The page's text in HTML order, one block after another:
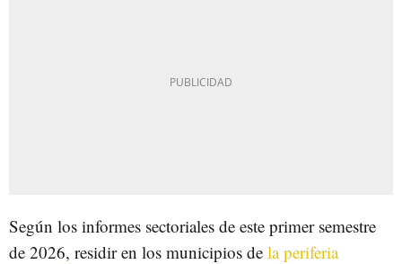
Según los informes sectoriales de este primer semestre
de 2026, residir en los municipios de la periferia